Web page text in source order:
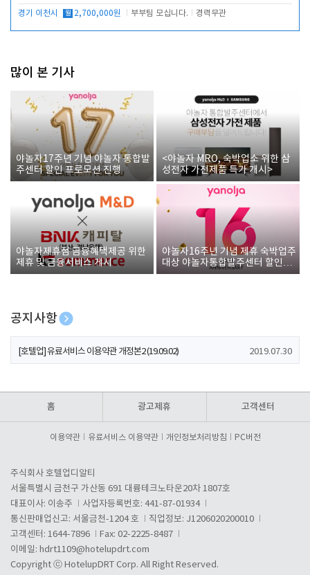
경기 이천시 월 2,700,000원 부부팀 모십니다. 경력무관
많이 본 기사
야놀자17주년 기념 야놀자 통합발
주센터 할인 프로모션 진행
<야놀자 MRO, 숙박업소 위한 삼
성전자 가전제품 특가 개시>
야놀자제휴점 금융혜택제공 위한
제휴 및 금융서비스 게시
야놀자16주년 기념 제휴 숙박업주
대상 야놀자통합발주센터 할인쿠
폰 증정
공지사항
[호텔업] 개인정보 처리방침 개정본1 (19.09.02)
[호텔업] 유료서비스 이용약관 개정본2 (19.09.02) 2019.07.30
홈 광고제휴 고객센터
이용약관 유료서비스 이용약관 개인정보처리방침 PC버전
주식회사 호텔업디알티
서울특별시 금천구 가산동 691 대륭테크노타운20차 1807호
대표이사: 이송주
사업자등록번호: 441-87-01934
통신판매업신고: 서울금천-1204 호
직업정보: J1206020200010
고객센터: 1644-7896
Fax: 02-2225-8487
이메일: hdrt1109@hotelupdrt.com
Copyright ⓒ HotelupDRT Corp. All Right Reserved.